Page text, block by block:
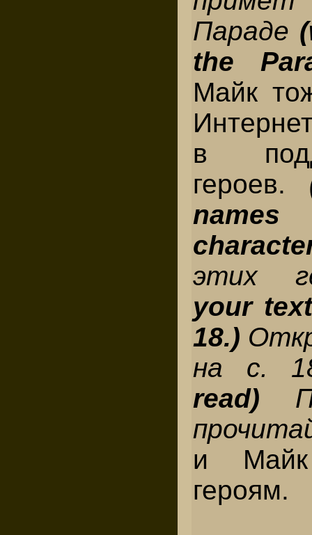
Параде (
the
Майк
в
героев.
этих
your
18.)
на с.
read)
и
героям.